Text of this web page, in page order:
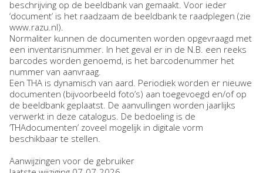
beschrijving op de beeldbank van gemaakt. Voor ieder
‘document’ is het raadzaam de beeldbank te raadplegen (zie
www.razu.nl).
Normaliter kunnen de documenten worden opgevraagd met
een inventarisnummer. In het geval er in de N.B. een reeks
barcodes worden genoemd, is het barcodenummer het
nummer van aanvraag.
Een THA is dynamisch van aard. Periodiek worden er nieuwe
documenten (bijvoorbeeld foto’s) aan toegevoegd en/of op
de beeldbank geplaatst. De aanvullingen worden jaarlijks
verwerkt in deze catalogus. De bedoeling is de
‘THAdocumenten’ zoveel mogelijk in digitale vorm
beschikbaar te stellen.
Aanwijzingen voor de gebruiker